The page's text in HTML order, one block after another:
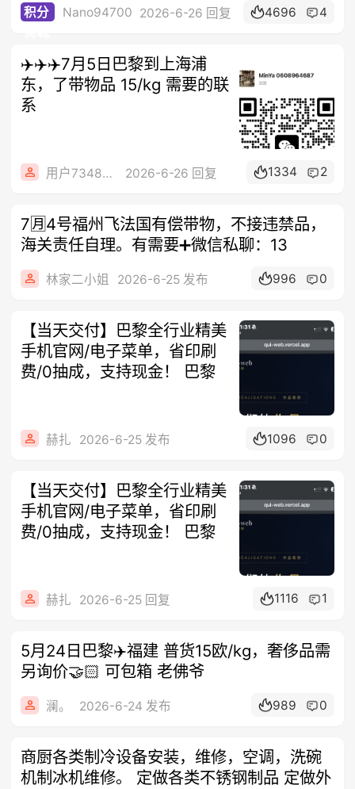
积分
Nano94700 2026-6-26 回复 4696 4
✈️✈️✈️7月5日巴黎到上海浦
东，了带物品 15/kg 需要的联
系
用户73488656 2026-6-26 回复 1334 2
7🈷️4号福州飞法国有偿带物，不接违禁品，
海关责任自理。有需要➕微信私聊：13
林家二小姐 2026-6-25 发布 996 0
【当天交付】巴黎全行业精美
手机官网/电子菜单，省印刷
费/0抽成，支持现金！ 巴黎
赫扎 2026-6-25 发布 1096 0
【当天交付】巴黎全行业精美
手机官网/电子菜单，省印刷
费/0抽成，支持现金！ 巴黎
赫扎 2026-6-25 回复 1116 1
5月24日巴黎✈️福建 普货15欧/kg，奢侈品需
另询价🤝🏻 可包箱 老佛爷
澜。 2026-6-24 发布 989 0
商厨各类制冷设备安装，维修，空调，洗碗
机制冰机维修。 定做各类不锈钢制品 定做外